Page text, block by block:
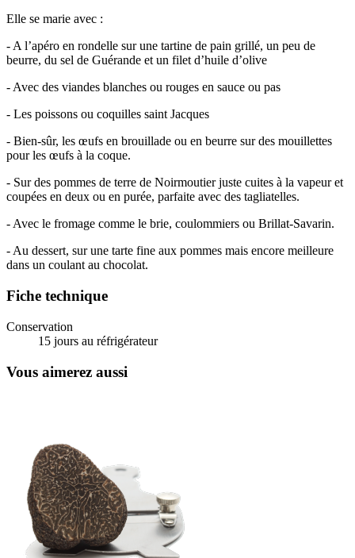
Elle se marie avec :
- A l’apéro en rondelle sur une tartine de pain grillé, un peu de
beurre, du sel de Guérande et un filet d’huile d’olive
- Avec des viandes blanches ou rouges en sauce ou pas
- Les poissons ou coquilles saint Jacques
- Bien-sûr, les œufs en brouillade ou en beurre sur des mouillettes
pour les œufs à la coque.
- Sur des pommes de terre de Noirmoutier juste cuites à la vapeur et
coupées en deux ou en purée, parfaite avec des tagliatelles.
- Avec le fromage comme le brie, coulommiers ou Brillat-Savarin.
- Au dessert, sur une tarte fine aux pommes mais encore meilleure
dans un coulant au chocolat.
Fiche technique
Conservation
15 jours au réfrigérateur
Vous aimerez aussi